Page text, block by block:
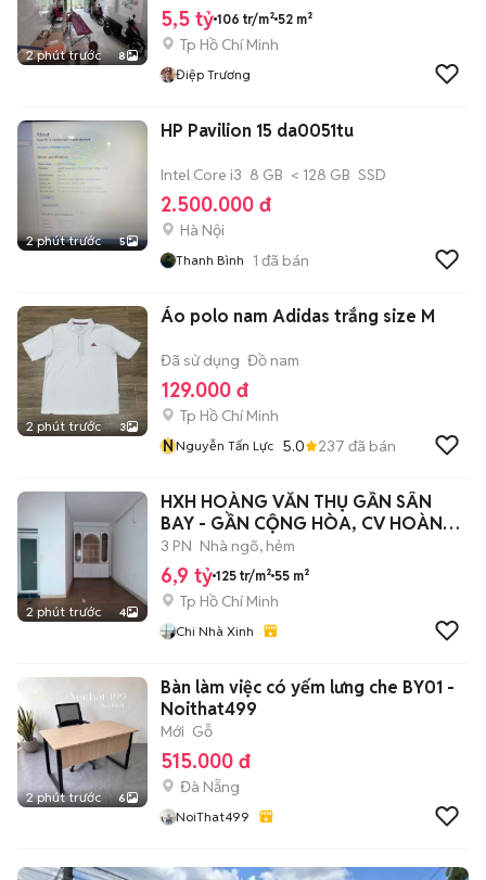
2 phút trước 8
5,5 tỷ 106 tr/m² 52 m²
Tp Hồ Chí Minh
Điệp Trương
2 phút trước 5
HP Pavilion 15 da0051tu
Intel Core i3 8 GB < 128 GB SSD
2.500.000 đ
Hà Nội
Thanh Bình 1 đã bán
2 phút trước 3
Áo polo nam Adidas trắng size M
Đã sử dụng Đồ nam
129.000 đ
Tp Hồ Chí Minh
NNguyễn Tấn Lực 5.0 237 đã bán
2 phút trước 4
HXH HOÀNG VĂN THỤ GẦN SÂN
BAY - GẦN CỘNG HÒA, CV HOÀNG
VĂN THỤ.
3 PN Nhà ngõ, hẻm
6,9 tỷ 125 tr/m² 55 m²
Tp Hồ Chí Minh
Chi Nhà Xinh
2 phút trước 6
Bàn làm việc có yếm lưng che BY01 -
Noithat499
Mới Gỗ
515.000 đ
Đà Nẵng
NoiThat499